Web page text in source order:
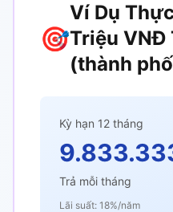
🎯
Ví Dụ
Triệu VNĐ
(thành
Kỳ hạn 12 tháng
Trả mỗi tháng
Lãi suất: 18%/năm